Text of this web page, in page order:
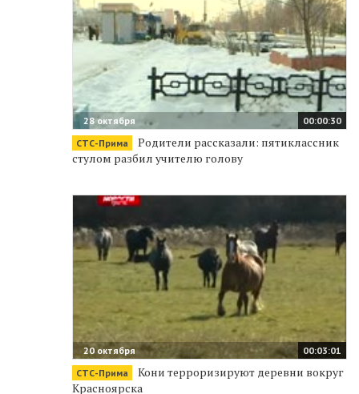
00:00:30
28 октября
СТС-Прима
Родители рассказали: пятиклассник
стулом разбил учителю голову
00:03:01
20 октября
СТС-Прима
Кони терроризируют деревни вокруг
Красноярска